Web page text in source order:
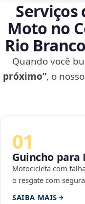
Serviços
Moto no
Rio
Quando você
próximo”, o
01
Guincho para
Motocicleta com
o resgate com
SAIBA MAIS